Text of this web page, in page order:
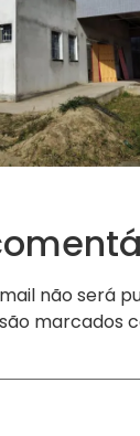
não será
marcados